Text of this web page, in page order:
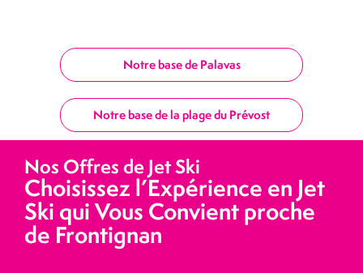
Notre base de Palavas
Notre base de la plage du Prévost
Nos Offres de Jet Ski
Choisissez l’Expérience en Jet
Ski qui Vous Convient proche
de Frontignan